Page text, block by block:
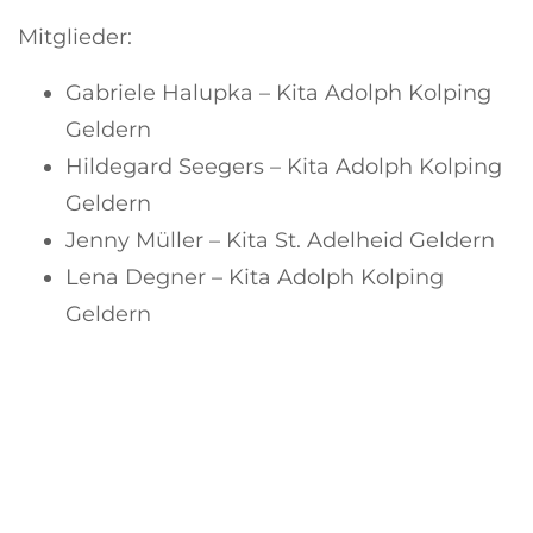
Mitglieder:
Gabriele Halupka – Kita Adolph Kolping
Geldern
Hildegard Seegers – Kita Adolph Kolping
Geldern
Jenny Müller – Kita St. Adelheid Geldern
Lena Degner – Kita Adolph Kolping
Geldern